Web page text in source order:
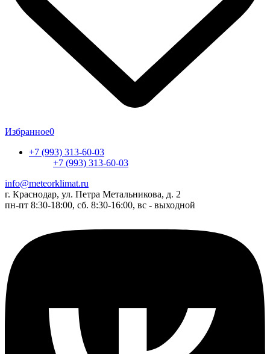
Избранное0
+7 (993) 313-60-03
+7 (993) 313-60-03
info@meteorklimat.ru
г. Краснодар, ул. Петра Метальникова, д. 2
пн-пт 8:30-18:00, сб. 8:30-16:00, вс - выходной